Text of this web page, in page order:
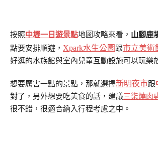
按照中壢一日遊景點地圖攻略來看， 山腳鹿
點要安排順遊， Xpark水生公園 跟市立美術
好逛的水族館與室內兒童互動設施可以玩樂
想要厲害一點的景點，那就選擇新明夜市跟
對了，另外想要吃美食的話，建議三柒燒肉
很不錯，很適合納入行程考慮之中。